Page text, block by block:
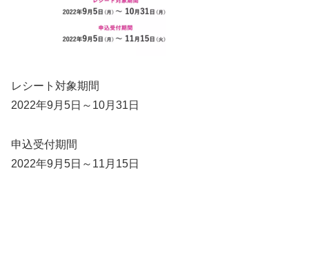
レシート対象期間
2022年9月5日～10月31日
申込受付期間
2022年9月5日～11月15日